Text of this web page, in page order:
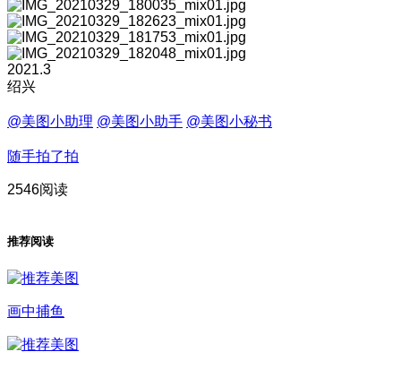
2021.3
绍兴
@美图小助理 @美图小助手 @美图小秘书
随手拍了拍
2546阅读
推荐阅读
画中捕鱼